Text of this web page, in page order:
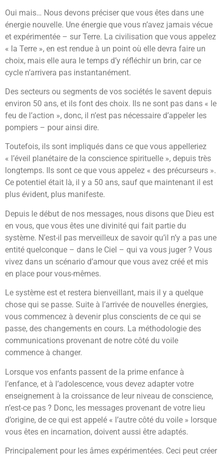
Oui mais… Nous devons préciser que vous êtes dans une
énergie nouvelle. Une énergie que vous n’avez jamais vécue
et expérimentée – sur Terre. La civilisation que vous appelez
« la Terre », en est rendue à un point où elle devra faire un
choix, mais elle aura le temps d’y réfléchir un brin, car ce
cycle n’arrivera pas instantanément.
Des secteurs ou segments de vos sociétés le savent depuis
environ 50 ans, et ils font des choix. Ils ne sont pas dans « le
feu de l’action », donc, il n’est pas nécessaire d’appeler les
pompiers – pour ainsi dire.
Toutefois, ils sont impliqués dans ce que vous appelleriez
« l’éveil planétaire de la conscience spirituelle », depuis très
longtemps. Ils sont ce que vous appelez « des précurseurs ».
Ce potentiel était là, il y a 50 ans, sauf que maintenant il est
plus évident, plus manifeste.
Depuis le début de nos messages, nous disons que Dieu est
en vous, que vous êtes une divinité qui fait partie du
système. N’est-il pas merveilleux de savoir qu’il n’y a pas une
entité quelconque – dans le Ciel – qui va vous juger ? Vous
vivez dans un scénario d’amour que vous avez créé et mis
en place pour vous-mêmes.
Le système est et restera bienveillant, mais il y a quelque
chose qui se passe. Suite à l’arrivée de nouvelles énergies,
vous commencez à devenir plus conscients de ce qui se
passe, des changements en cours. La méthodologie des
communications provenant de notre côté du voile
commence à changer.
Lorsque vos enfants passent de la prime enfance à
l’enfance, et à l’adolescence, vous devez adapter votre
enseignement à la croissance de leur niveau de conscience,
n’est-ce pas ? Donc, les messages provenant de votre lieu
d’origine, de ce qui est appelé « l’autre côté du voile » lorsque
vous êtes en incarnation, doivent aussi être adaptés.
Principalement pour les âmes expérimentées. Ceci peut créer